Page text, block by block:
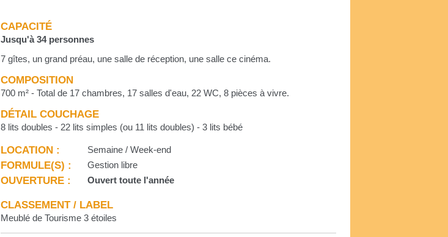
CAPACITÉ
Jusqu'à 34 personnes
7 gîtes, un grand préau, une salle de réception, une salle ce cinéma.
COMPOSITION
700 m² - Total de 17 chambres, 17 salles d'eau, 22 WC, 8 pièces à vivre.
DÉTAIL COUCHAGE
8 lits doubles - 22 lits simples (ou 11 lits doubles) - 3 lits bébé
LOCATION : Semaine / Week-end
FORMULE(S) : Gestion libre
OUVERTURE : Ouvert toute l'année
CLASSEMENT / LABEL
Meublé de Tourisme 3 étoiles